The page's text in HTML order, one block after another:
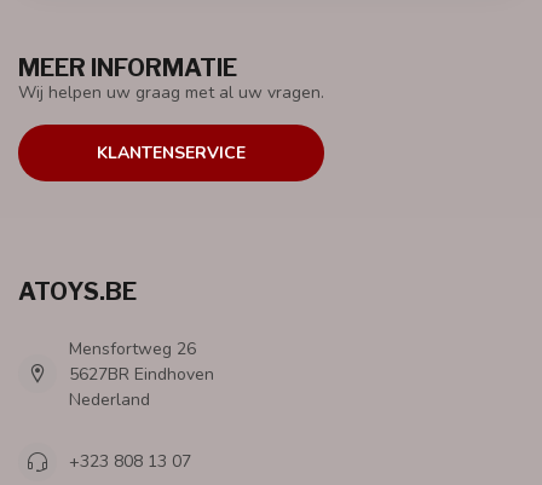
MEER INFORMATIE
Wij helpen uw graag met al uw vragen.
KLANTENSERVICE
ATOYS.BE
Mensfortweg 26
5627BR Eindhoven
Nederland
+323 808 13 07